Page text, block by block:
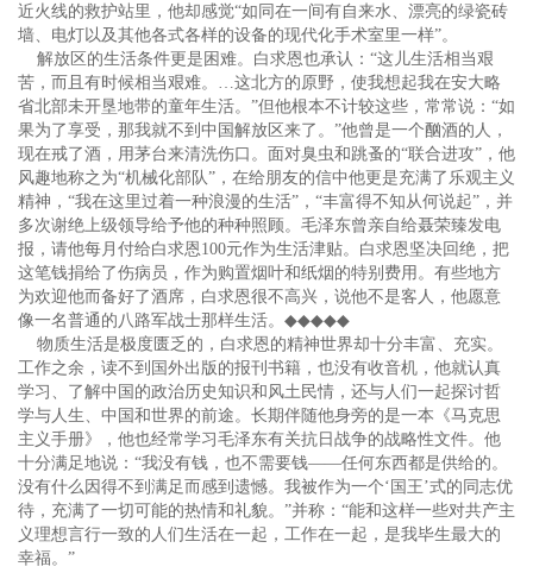
近火线的救护站里，他却感觉“如同在一间有自来水、漂亮的绿瓷砖
墙、电灯以及其他各式各样的设备的现代化手术室里一样”。
解放区的生活条件更是困难。白求恩也承认：“这儿生活相当艰
苦，而且有时候相当艰难。…这北方的原野，使我想起我在安大略
省北部未开垦地带的童年生活。”但他根本不计较这些，常常说：“如
果为了享受，那我就不到中国解放区来了。”他曾是一个酗酒的人，
现在戒了酒，用茅台来清洗伤口。面对臭虫和跳蚤的“联合进攻”，他
风趣地称之为“机械化部队”，在给朋友的信中他更是充满了乐观主义
精神，“我在这里过着一种浪漫的生活”，“丰富得不知从何说起”，并
多次谢绝上级领导给予他的种种照顾。毛泽东曾亲自给聂荣臻发电
报，请他每月付给白求恩100元作为生活津贴。白求恩坚决回绝，把
这笔钱捐给了伤病员，作为购置烟叶和纸烟的特别费用。有些地方
为欢迎他而备好了酒席，白求恩很不高兴，说他不是客人，他愿意
像一名普通的八路军战士那样生活。 ◆◆◆◆◆
物质生活是极度匮乏的，白求恩的精神世界却十分丰富、充实。
工作之余，读不到国外出版的报刊书籍，也没有收音机，他就认真
学习、了解中国的政治历史知识和风土民情，还与人们一起探讨哲
学与人生、中国和世界的前途。长期伴随他身旁的是一本《马克思
主义手册》，他也经常学习毛泽东有关抗日战争的战略性文件。他
十分满足地说：“我没有钱，也不需要钱——任何东西都是供给的。
没有什么因得不到满足而感到遗憾。我被作为一个‘国王’式的同志优
待，充满了一切可能的热情和礼貌。”并称：“能和这样一些对共产主
义理想言行一致的人们生活在一起，工作在一起，是我毕生最大的
幸福。”